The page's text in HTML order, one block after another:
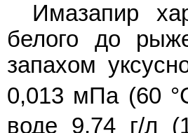
Имазапир
белого до
запахом
0,013 мПа (60
воде 9,74 г/л